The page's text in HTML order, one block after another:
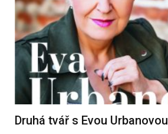
Druhá tvář s Evou Urbanovou